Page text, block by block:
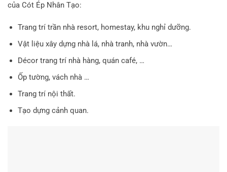
của Cót Ép Nhân Tạo:
Trang trí trần nhà resort, homestay, khu nghỉ dưỡng.
Vật liệu xây dựng nhà lá, nhà tranh, nhà vườn…
Décor trang trí nhà hàng, quán café, …
Ốp tường, vách nhà …
Trang trí nội thất.
Tạo dựng cảnh quan.